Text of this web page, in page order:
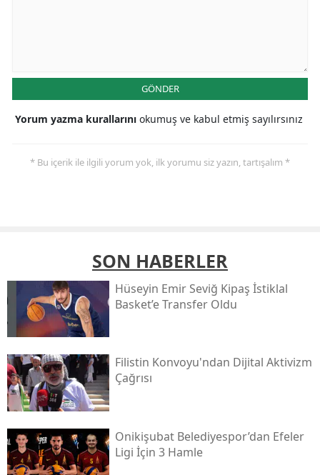
GÖNDER
Yorum yazma kurallarını okumuş ve kabul etmiş sayılırsınız
* Bu içerik ile ilgili yorum yok, ilk yorumu siz yazın, tartışalım *
SON HABERLER
Hüseyin Emir Seviğ Kipaş İstiklal
Basket’e Transfer Oldu
Filistin Konvoyu'ndan Dijital Aktivizm
Çağrısı
Onikişubat Belediyespor’dan Efeler
Ligi İçin 3 Hamle